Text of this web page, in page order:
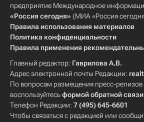
предприятие Международное
«Россия сегодня» (МИА «Россия
Правила использования материалов
Политика конфиденциальности
Правила применения
Главный редактор: Гаврилова А.В.
Адрес электронной почты Редакции:
По вопросам размещения пресс-
воспользуйтесьформой обратной связи
Телефон Редакции: 7 (495) 645-6601
Чтобы связаться с редакцией или